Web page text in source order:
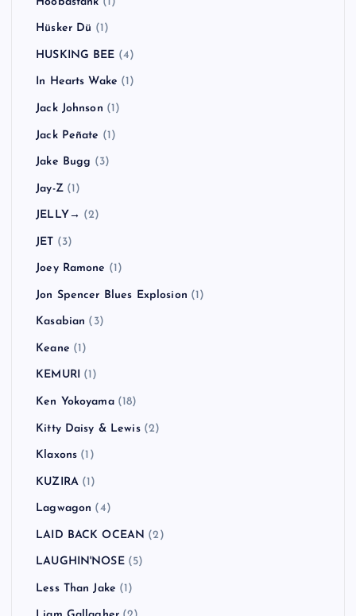
Hüsker Dü (1)
HUSKING BEE (4)
In Hearts Wake (1)
Jack Johnson (1)
Jack Peñate (1)
Jake Bugg (3)
Jay-Z(1)
JELLY→ (2)
JET (3)
Joey Ramone (1)
Jon Spencer Blues Explosion (1)
Kasabian (3)
Keane (1)
KEMURI (1)
Ken Yokoyama(18)
Kitty Daisy & Lewis(2)
Klaxons (1)
KUZIRA(1)
Lagwagon (4)
LAID BACK OCEAN (2)
LAUGHIN'NOSE(5)
Less Than Jake (1)